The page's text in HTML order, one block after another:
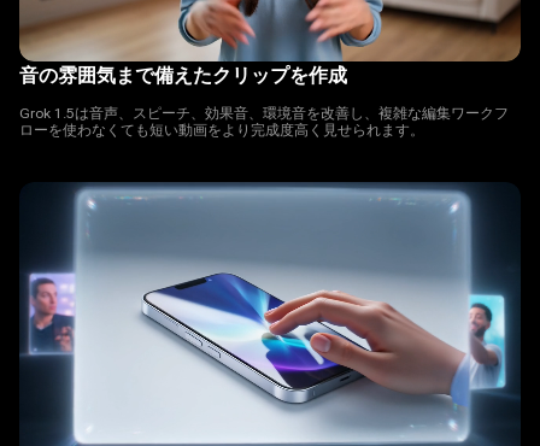
音の雰囲気まで備えたクリップを作成
Grok 1.5は音声、スピーチ、効果音、環境音を改善し、複雑な編集ワークフ
ローを使わなくても短い動画をより完成度高く見せられます。